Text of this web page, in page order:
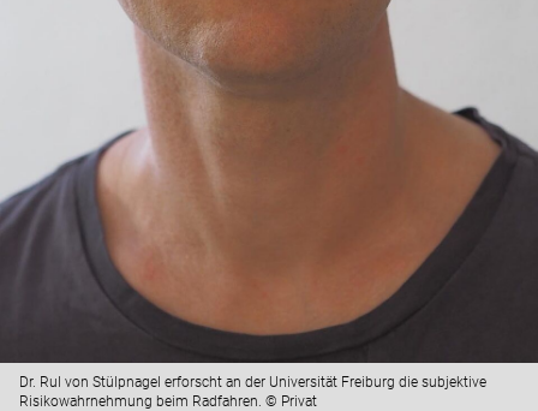
Dr. Rul von Stülpnagel erforscht an der Universität Freiburg die subjektive
Risikowahrnehmung beim Radfahren. © Privat